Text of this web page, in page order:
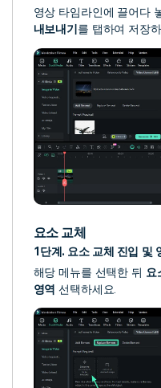
영상 타임라인에 끌어다
내보내기 를 탭하여 저장
요소 교체
1단계. 요소 교체 진입 및
해당 메뉴를 선택한 뒤 요
영역선택하세요.